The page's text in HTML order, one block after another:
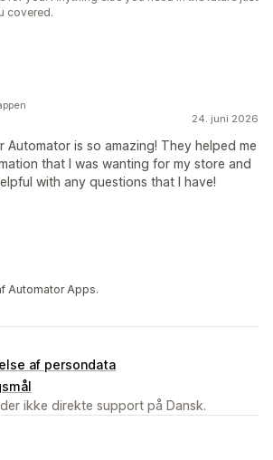
covered.
24. juni 2026
Automator is so amazing! They helped me
that I was wanting for my store and
with any questions that I have!
Automator Apps.
af persondata
ikke direkte support på Dansk.